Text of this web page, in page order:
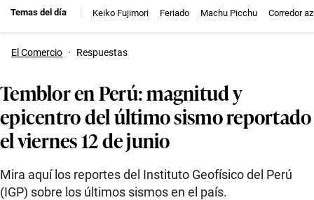
Temas del día Keiko Fujimori Feriado Machu Picchu Corredor
El Comercio · Respuestas
Temblor en Perú: magnitud y
epicentro del último sismo reportado
el viernes 12 de junio
Mira aquí los reportes del Instituto Geofísico del Perú
(IGP) sobre los últimos sismos en el país.